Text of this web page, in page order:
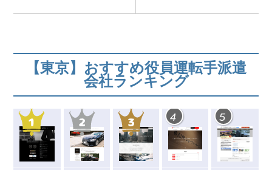
【東京】おすすめ役員運転手派遣
会社ランキング
4 5